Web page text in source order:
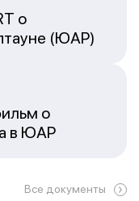
о
(ЮАР)
о
в ЮАР
Все документы